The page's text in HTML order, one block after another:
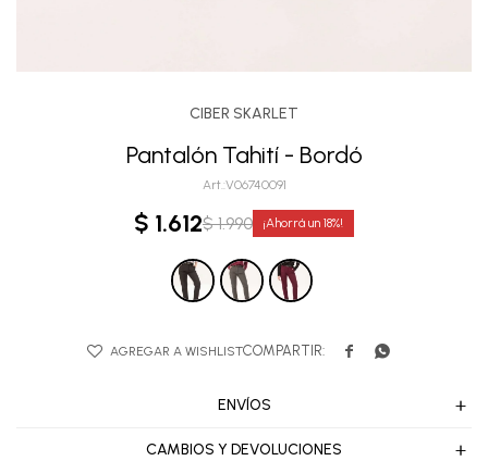
CIBER SKARLET
Pantalón Tahití - Bordó
V06740091
$ 1.612$ 1.990 18
 
ENVÍOS
CAMBIOS Y DEVOLUCIONES